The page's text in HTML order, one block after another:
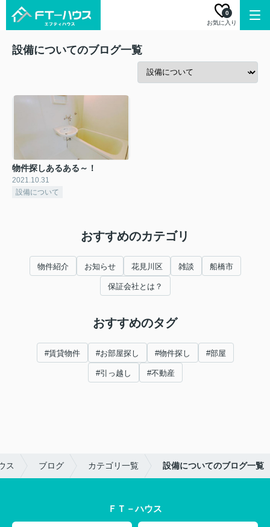
お気に入り
0
設備についてのブログ一覧
物件探しあるある～！
2021.10.31
設備について
おすすめのカテゴリ
物件紹介 お知らせ 花見川区 雑談 船橋市
保証会社とは？
おすすめのタグ
#賃貸物件 #お部屋探し #物件探し #部屋
#引っ越し #不動産
ス ブログ カテゴリ一覧 設備についてのブログ一覧
ＦＴ－ハウス